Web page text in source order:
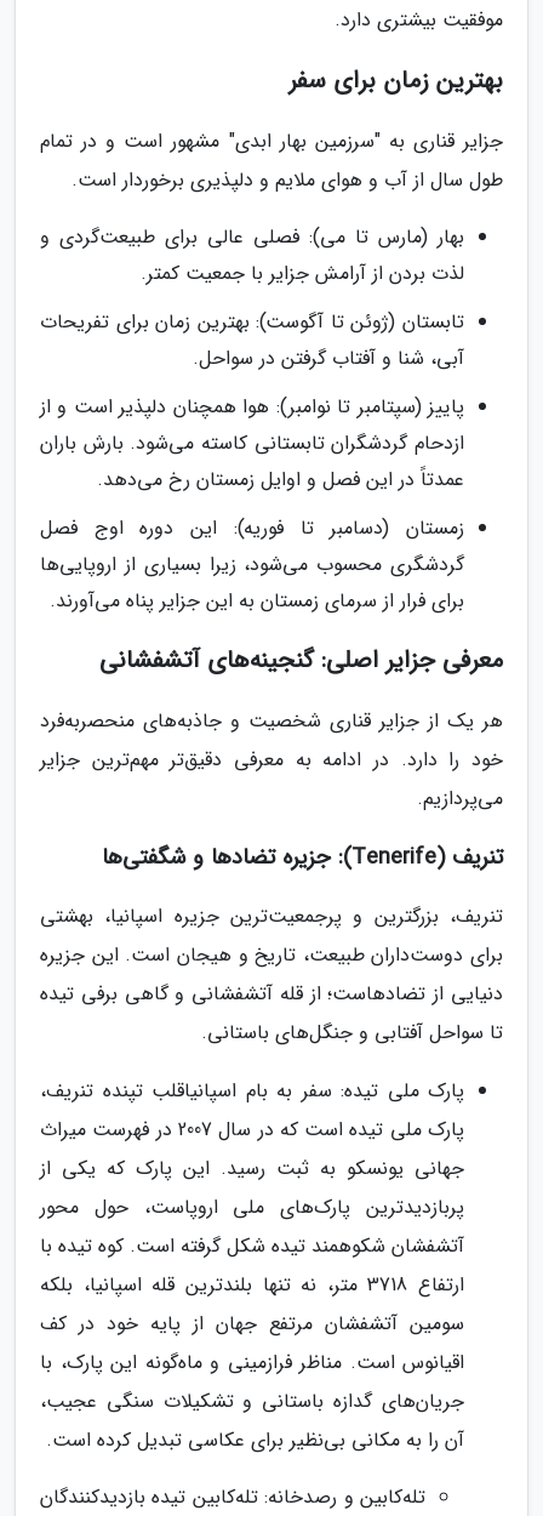
موفقیت بیشتری دارد.
بهترین زمان برای سفر
جزایر قناری به "سرزمین بهار ابدی" مشهور است و در تمام
طول سال از آب و هوای ملایم و دلپذیری برخوردار است.
بهار (مارس تا می): فصلی عالی برای طبیعت‌گردی و
لذت بردن از آرامش جزایر با جمعیت کمتر.
تابستان (ژوئن تا آگوست): بهترین زمان برای تفریحات
آبی، شنا و آفتاب گرفتن در سواحل.
پاییز (سپتامبر تا نوامبر): هوا همچنان دلپذیر است و از
ازدحام گردشگران تابستانی کاسته می‌شود. بارش باران
عمدتاً در این فصل و اوایل زمستان رخ می‌دهد.
زمستان (دسامبر تا فوریه): این دوره اوج فصل
گردشگری محسوب می‌شود، زیرا بسیاری از اروپایی‌ها
برای فرار از سرمای زمستان به این جزایر پناه می‌آورند.
معرفی جزایر اصلی: گنجینه‌های آتشفشانی
هر یک از جزایر قناری شخصیت و جاذبه‌های منحصربه‌فرد
خود را دارد. در ادامه به معرفی دقیق‌تر مهم‌ترین جزایر
می‌پردازیم.
تنریف (Tenerife): جزیره تضادها و شگفتی‌ها
تنریف، بزرگترین و پرجمعیت‌ترین جزیره اسپانیا، بهشتی
برای دوست‌داران طبیعت، تاریخ و هیجان است. این جزیره
دنیایی از تضادهاست؛ از قله آتشفشانی و گاهی برفی تیده
تا سواحل آفتابی و جنگل‌های باستانی.
پارک ملی تیده: سفر به بام اسپانیاقلب تپنده تنریف،
پارک ملی تیده است که در سال 2007 در فهرست میراث
جهانی یونسکو به ثبت رسید. این پارک که یکی از
پربازدیدترین پارک‌های ملی اروپاست، حول محور
آتشفشان شکوهمند تیده شکل گرفته است. کوه تیده با
ارتفاع 3718 متر، نه تنها بلندترین قله اسپانیا، بلکه
سومین آتشفشان مرتفع جهان از پایه خود در کف
اقیانوس است. مناظر فرازمینی و ماه‌گونه این پارک، با
جریان‌های گدازه باستانی و تشکیلات سنگی عجیب،
آن را به مکانی بی‌نظیر برای عکاسی تبدیل کرده است.
تله‌کابین و رصدخانه: تله‌کابین تیده بازدیدکنندگان